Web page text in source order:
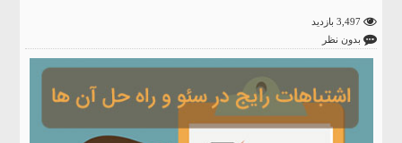
3,497 بازدید
بدون نظر